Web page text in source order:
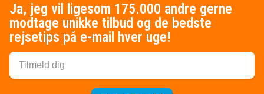
Ja, jeg vil ligesom 175.000 andre gerne
modtage unikke tilbud og de bedste
rejsetips på e-mail hver uge!